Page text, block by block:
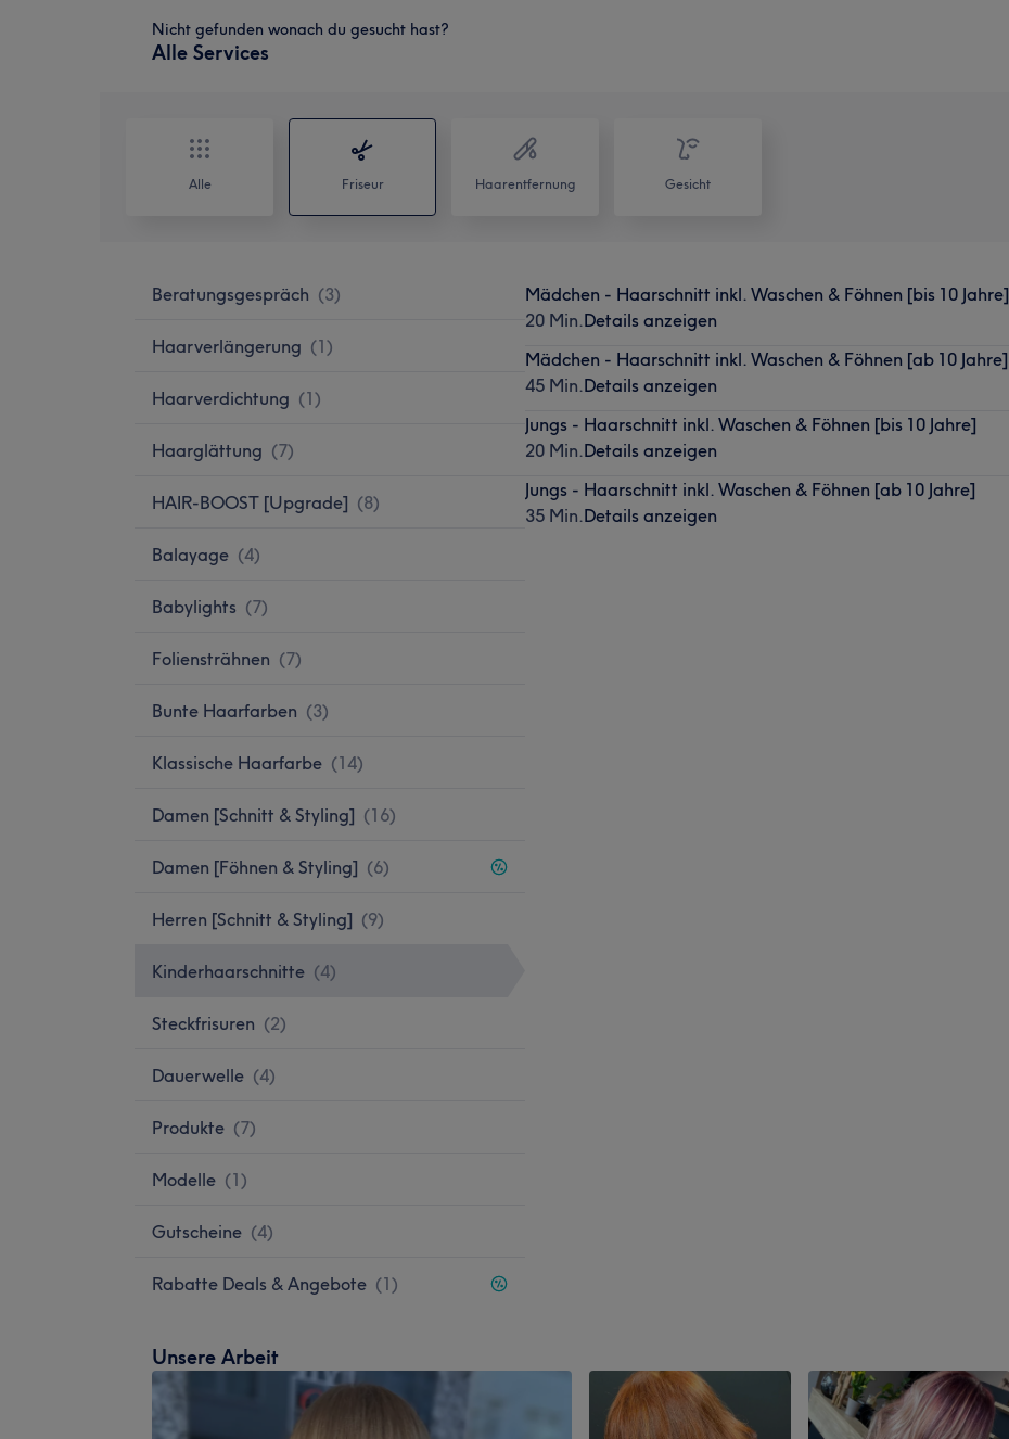
Nicht gefunden wonach du gesucht hast?
Alle Services
Alle Friseur Haarentfernung Gesicht
Beratungsgespräch (3)
Haarverlängerung (1)
Haarverdichtung (1)
Haarglättung (7)
HAIR-BOOST [Upgrade] (8)
Balayage (4)
Babylights (7)
Foliensträhnen (7)
Bunte Haarfarben (3)
Klassische Haarfarbe (14)
Damen [Schnitt & Styling] (16)
Damen [Föhnen & Styling] (6)
Herren [Schnitt & Styling] (9)
Kinderhaarschnitte (4)
Steckfrisuren (2)
Dauerwelle (4)
Produkte (7)
Modelle (1)
Gutscheine (4)
Rabatte Deals & Angebote (1)
Mädchen - Haarschnitt inkl. Waschen & Föhnen [bis 10 Jahre]
20 Min.Details anzeigen
Mädchen - Haarschnitt inkl. Waschen & Föhnen [ab 10 Jahre]
45 Min.Details anzeigen
Jungs - Haarschnitt inkl. Waschen & Föhnen [bis 10 Jahre]
20 Min.Details anzeigen
Jungs - Haarschnitt inkl. Waschen & Föhnen [ab 10 Jahre]
35 Min.Details anzeigen
Unsere Arbeit